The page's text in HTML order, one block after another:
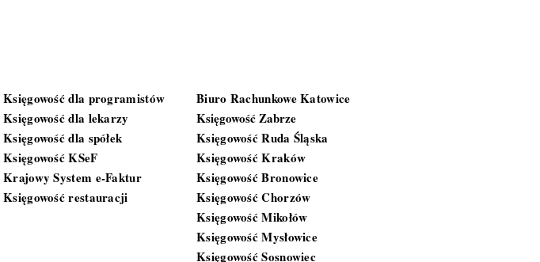
Księgowość dla programistów
Księgowość dla lekarzy
Księgowość dla spółek
Księgowość KSeF
Krajowy System e-Faktur
Księgowość restauracji
Biuro Rachunkowe Katowice
Księgowość Zabrze
Księgowość Ruda Śląska
Księgowość Kraków
Księgowość Bronowice
Księgowość Chorzów
Księgowość Mikołów
Księgowość Mysłowice
Księgowość Sosnowiec